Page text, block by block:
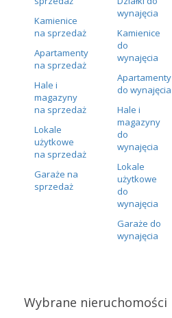
Kamienice
na sprzedaż
Apartamenty
na sprzedaż
Hale i
magazyny
na sprzedaż
Lokale
użytkowe
na sprzedaż
Garaże na
sprzedaż
wynajęcia
Kamienice
do
wynajęcia
Apartamenty
do wynajęcia
Hale i
magazyny
do
wynajęcia
Lokale
użytkowe
do
wynajęcia
Garaże do
wynajęcia
Wybrane nieruchomości